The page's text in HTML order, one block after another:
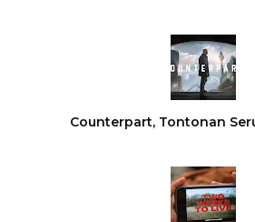
Counterpart, Tontonan